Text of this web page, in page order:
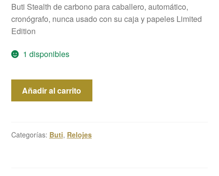
Buti Stealth de carbono para caballero, automático,
cronógrafo, nunca usado con su caja y papeles Limited
Edition
1 disponibles
Buti
Stealth
Añadir al carrito
Categorías: Buti, Relojes